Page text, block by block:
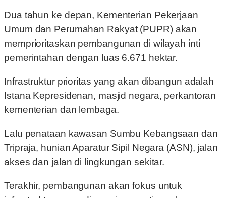
Dua tahun ke depan, Kementerian Pekerjaan
Umum dan Perumahan Rakyat (PUPR) akan
memprioritaskan pembangunan di wilayah inti
pemerintahan dengan luas 6.671 hektar.
Infrastruktur prioritas yang akan dibangun adalah
Istana Kepresidenan, masjid negara, perkantoran
kementerian dan lembaga.
Lalu penataan kawasan Sumbu Kebangsaan dan
Tripraja, hunian Aparatur Sipil Negara (ASN), jalan
akses dan jalan di lingkungan sekitar.
Terakhir, pembangunan akan fokus untuk